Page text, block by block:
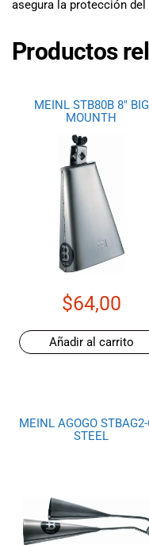
asegura la protección
Productos
MEINL STB80B 8″ BIG
MOUNTH
$64,00
Añadir al carrito
MEINL AGOGO
STEEL